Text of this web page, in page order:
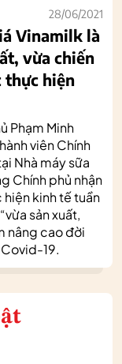
28/06/2021
Vinamilk là
vừa chiến
thực hiện
Phạm Minh
viên Chính
Nhà máy sữa
Chính phủ nhận
hiện kinh tế tuần
sản xuất,
nâng cao đời
19.